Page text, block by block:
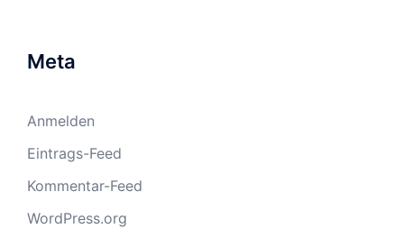
Meta
Anmelden
Eintrags-Feed
Kommentar-Feed
WordPress.org